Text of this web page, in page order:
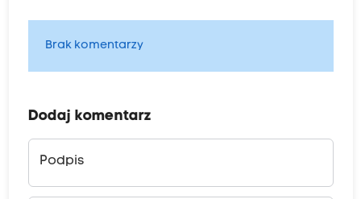
Brak komentarzy
Dodaj komentarz
Podpis